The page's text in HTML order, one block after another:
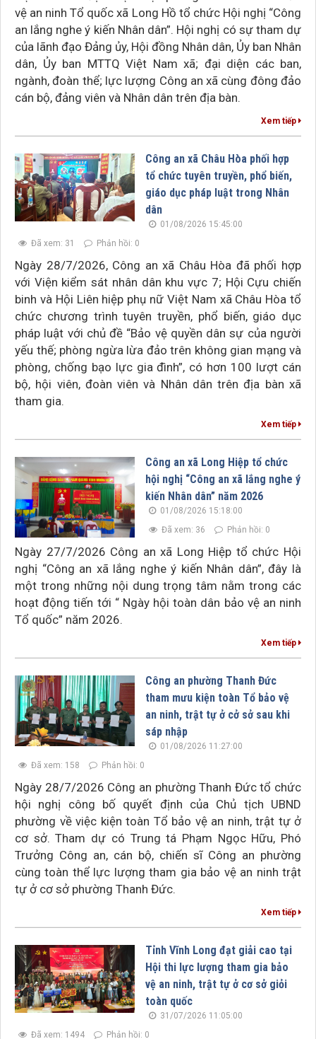
vệ an ninh Tổ quốc xã Long Hồ tổ chức Hội nghị “Công
an lắng nghe ý kiến Nhân dân”. Hội nghị có sự tham dự
của lãnh đạo Đảng ủy, Hội đồng Nhân dân, Ủy ban Nhân
dân, Ủy ban MTTQ Việt Nam xã; đại diện các ban,
ngành, đoàn thể; lực lượng Công an xã cùng đông đảo
cán bộ, đảng viên và Nhân dân trên địa bàn.
Xem tiếp
Công an xã Châu Hòa phối hợp
tổ chức tuyên truyền, phổ biến,
giáo dục pháp luật trong Nhân
dân
01/08/2026 15:45:00
Đã xem: 31
Phản hồi: 0
Ngày 28/7/2026, Công an xã Châu Hòa đã phối hợp
với Viện kiểm sát nhân dân khu vực 7; Hội Cựu chiến
binh và Hội Liên hiệp phụ nữ Việt Nam xã Châu Hòa tổ
chức chương trình tuyên truyền, phổ biến, giáo dục
pháp luật với chủ đề “Bảo vệ quyền dân sự của người
yếu thế; phòng ngừa lừa đảo trên không gian mạng và
phòng, chống bạo lực gia đình”, có hơn 100 lượt cán
bộ, hội viên, đoàn viên và Nhân dân trên địa bàn xã
tham gia.
Xem tiếp
Công an xã Long Hiệp tổ chức
hội nghị “Công an xã lắng nghe ý
kiến Nhân dân” năm 2026
01/08/2026 15:18:00
Đã xem: 36
Phản hồi: 0
Ngày 27/7/2026 Công an xã Long Hiệp tổ chức Hội
nghị “Công an xã lắng nghe ý kiến Nhân dân”, đây là
một trong những nội dung trọng tâm nằm trong các
hoạt động tiến tới “ Ngày hội toàn dân bảo vệ an ninh
Tổ quốc” năm 2026.
Xem tiếp
Công an phường Thanh Đức
tham mưu kiện toàn Tổ bảo vệ
an ninh, trật tự ở cở sở sau khi
sáp nhập
01/08/2026 11:27:00
Đã xem: 158
Phản hồi: 0
Ngày 28/7/2026 Công an phường Thanh Đức tổ chức
hội nghị công bố quyết định của Chủ tịch UBND
phường về việc kiện toàn Tổ bảo vệ an ninh, trật tự ở
cơ sở. Tham dự có Trung tá Phạm Ngọc Hữu, Phó
Trưởng Công an, cán bộ, chiến sĩ Công an phường
cùng toàn thể lực lượng tham gia bảo vệ an ninh trật
tự ở cơ sở phường Thanh Đức.
Xem tiếp
Tỉnh Vĩnh Long đạt giải cao tại
Hội thi lực lượng tham gia bảo
vệ an ninh, trật tự ở cơ sở giỏi
toàn quốc
31/07/2026 11:05:00
Đã xem: 1494
Phản hồi: 0